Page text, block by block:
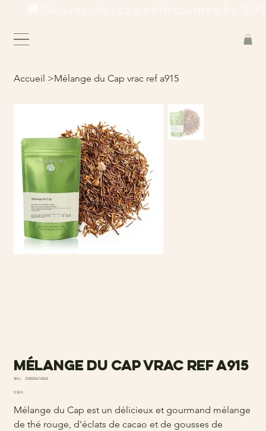
Accueil >Mélange du Cap vrac ref a915
Mélange du Cap vrac ref a915
SKU :
SKU
3700256710032
Prix
9,50 €
Mélange du Cap est un délicieux et gourmand mélange
de thé rouge, d'éclats de cacao et de gousses de